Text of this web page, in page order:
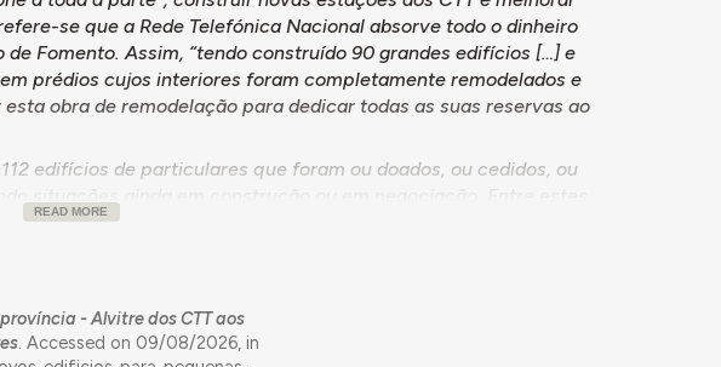
se que a Rede Telefónica Nacional absorve todo o dinheiro
Fomento. Assim, “tendo construído 90 grandes edifícios […] e
prédios cujos interiores foram completamente remodelados e
obra de remodelação para dedicar todas as suas reservas ao
edifícios de particulares que foram ou doados, ou cedidos, ou
para arrendamento aos CTT e depois adquirido pelos
se iniciou em 1940, acentuando-se a partir de 1948, ano em
READ MORE
- Alvitre dos CTT aos
. Accessed on 09/08/2026, in